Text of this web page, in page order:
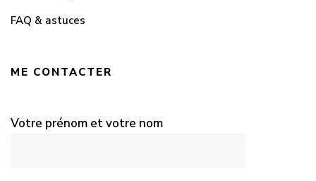
FAQ & astuces
ME CONTACTER
Votre prénom et votre nom